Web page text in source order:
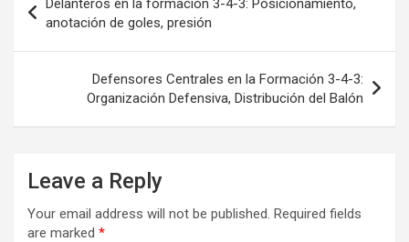
navigation
Delanteros en la formación 3-4-3: Posicionamiento,
anotación de goles, presión
Defensores Centrales en la Formación 3-4-3:
Organización Defensiva, Distribución del Balón
Leave a Reply
Your email address will not be published. Required fields
are marked *